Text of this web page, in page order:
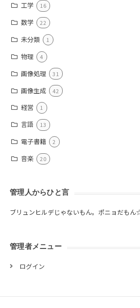
工学 16
数学 22
未分類 1
物理 4
画像処理 31
画像生成 42
経営 1
言語 13
電子書籍 2
音楽 20
管理人からひと言
ブリュンヒルデじゃないもん。ポニョだも
管理者メニュー
ログイン